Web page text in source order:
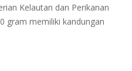
Kelautan dan Perikanan
gram memiliki kandungan